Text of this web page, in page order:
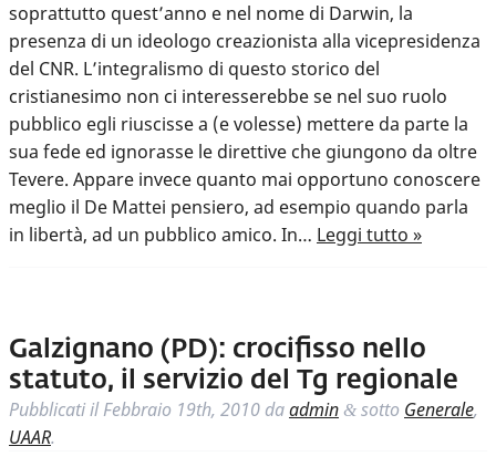
soprattutto quest’anno e nel nome di Darwin, la
presenza di un ideologo creazionista alla vicepresidenza
del CNR. L’integralismo di questo storico del
cristianesimo non ci interesserebbe se nel suo ruolo
pubblico egli riuscisse a (e volesse) mettere da parte la
sua fede ed ignorasse le direttive che giungono da oltre
Tevere. Appare invece quanto mai opportuno conoscere
meglio il De Mattei pensiero, ad esempio quando parla
in libertà, ad un pubblico amico. In… Leggi tutto »
Galzignano (PD): crocifisso nello
statuto, il servizio del Tg regionale
Pubblicati ilFebbraio 19th, 2010 daadmin & sotto Generale,
UAAR.